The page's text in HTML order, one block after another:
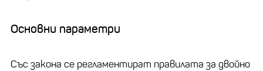
Основни параметри
Със закона се регламентират правилата за двойно